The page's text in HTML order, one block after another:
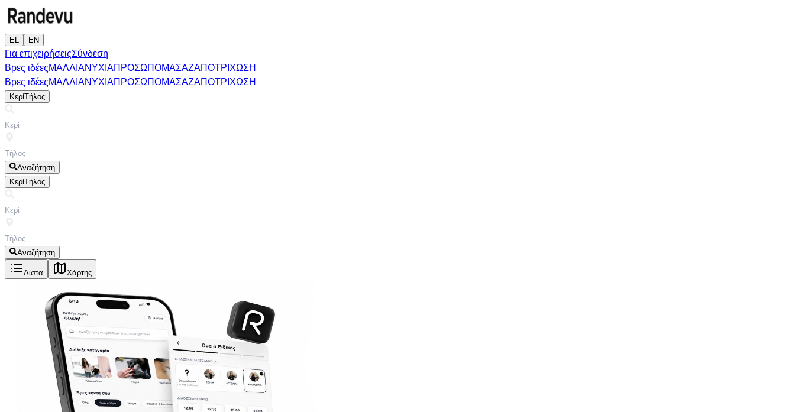
EL EN
Για επιχειρήσειςΣύνδεση
Βρες ιδέεςΜΑΛΛΙΑΝΥΧΙΑΠΡΟΣΩΠΟΜΑΣΑΖΑΠΟΤΡΙΧΩΣΗ
Βρες ιδέεςΜΑΛΛΙΑΝΥΧΙΑΠΡΟΣΩΠΟΜΑΣΑΖΑΠΟΤΡΙΧΩΣΗ
ΚερίΤήλος
Αναζήτηση
ΚερίΤήλος
Αναζήτηση
Λίστα Χάρτης